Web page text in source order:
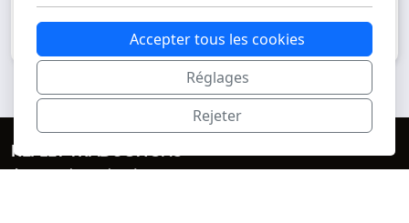
REFLET TRADUCTIONS
Agence de traduction
Accepter tous les cookies
Réglages
Rejeter